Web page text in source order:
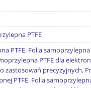
PTFE
PTFE, Folia
PTFE dla
zastosowań precyzyjnych,
PTFE, Folia